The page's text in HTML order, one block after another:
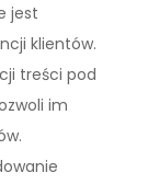
jest
klientów.
treści pod
im